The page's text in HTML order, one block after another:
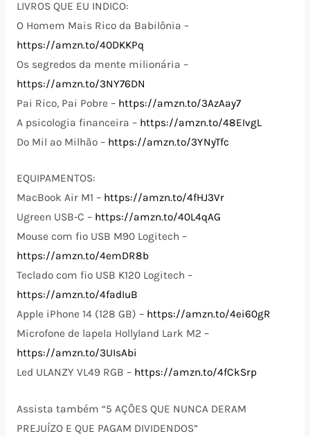
LIVROS QUE EU INDICO:
O Homem Mais Rico da Babilônia –
https://amzn.to/40DKKPq
Os segredos da mente milionária –
https://amzn.to/3NY76DN
Pai Rico, Pai Pobre – https://amzn.to/3AzAay7
A psicologia financeira – https://amzn.to/48EIvgL
Do Mil ao Milhão – https://amzn.to/3YNyTfc
EQUIPAMENTOS:
MacBook Air M1 – https://amzn.to/4fHJ3Vr
Ugreen USB-C – https://amzn.to/40L4qAG
Mouse com fio USB M90 Logitech –
https://amzn.to/4emDR8b
Teclado com fio USB K120 Logitech –
https://amzn.to/4fadIuB
Apple iPhone 14 (128 GB) – https://amzn.to/4ei60gR
Microfone de lapela Hollyland Lark M2 –
https://amzn.to/3UIsAbi
Led ULANZY VL49 RGB – https://amzn.to/4fCkSrp
Assista também “5 AÇÕES QUE NUNCA DERAM
PREJUÍZO E QUE PAGAM DIVIDENDOS”